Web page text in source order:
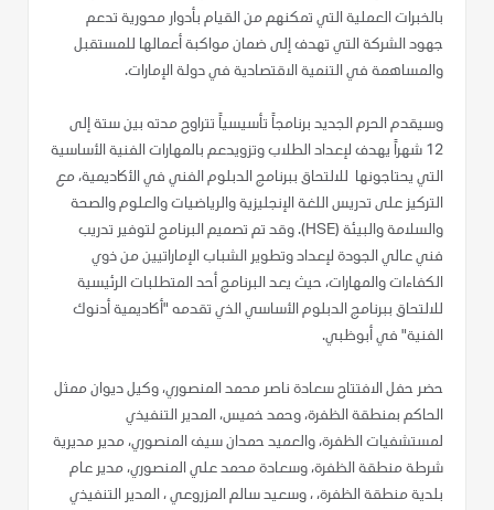
بالخبرات العملية التي تمكنهم من القيام بأدوار محورية تدعم
جهود الشركة التي تهدف إلى ضمان مواكبة أعمالها للمستقبل
والمساهمة في التنمية الاقتصادية في دولة الإمارات.
وسيقدم الحرم الجديد برنامجاً تأسيسياً تتراوح مدته بين ستة إلى
12 شهراً يهدف لإعداد الطلاب وتزويدعم بالمهارات الفنية الأساسية
التي يحتاجونها للالتحاق ببرنامج الدبلوم الفني في الأكاديمية، مع
التركيز على تدريس اللغة الإنجليزية والرياضيات والعلوم والصحة
والسلامة والبيئة (HSE). وقد تم تصميم البرنامج لتوفير تدريب
فني عالي الجودة لإعداد وتطوير الشباب الإماراتيين من ذوي
الكفاءات والمهارات، حيث يعد البرنامج أحد المتطلبات الرئيسية
للالتحاق ببرنامج الدبلوم الأساسي الذي تقدمه "أكاديمية أدنوك
الفنية" في أبوظبي.
حضر حفل الافتتاح سعادة ناصر محمد المنصوري، وكيل ديوان ممثل
الحاكم بمنطقة الظفرة، وحمد خميس، المدير التنفيذي
لمستشفيات الظفرة، والعميد حمدان سيف المنصوري، مدير مديرية
شرطة منطقة الظفرة، وسعادة محمد علي المنصوري، مدير عام
بلدية منطقة الظفرة، ، وسعيد سالم المزروعي ، المدير التنفيذي